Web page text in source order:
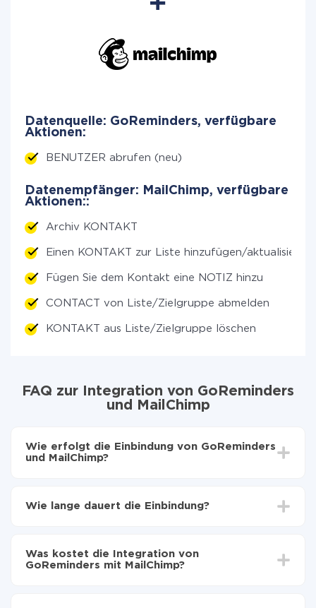
Datenquelle: GoReminders, verfügbare
Aktionen:
BENUTZER abrufen (neu)
Datenempfänger: MailChimp, verfügbare
Aktionen::
Archiv KONTAKT
Einen KONTAKT zur Liste hinzufügen/aktualisieren
Fügen Sie dem Kontakt eine NOTIZ hinzu
CONTACT von Liste/Zielgruppe abmelden
KONTAKT aus Liste/Zielgruppe löschen
FAQ zur Integration von GoReminders
und MailChimp
Wie erfolgt die Einbindung von GoReminders
und MailChimp?
MailChimp zu übertragen
GoReminders auf MailChimp übertragen
Wie lange dauert die Einbindung?
Im Durchschnitt dauert es 10-15 Minuten.
Was kostet die Integration von
GoReminders mit MailChimp?